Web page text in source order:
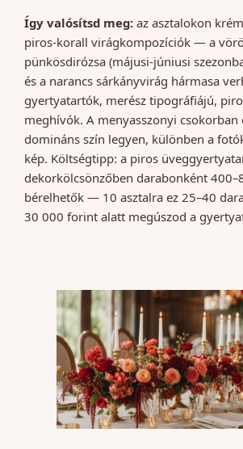
Így valósítsd meg: az asztalokon
piros-korall virágkompozíciók — a
pünkösdirózsa (májusi-júniusi
és a narancs sárkányvirág hármasa
gyertyatartók, merész tipográfiájú,
meghívók. A menyasszonyi csokorban
domináns szín legyen, különben a
kép. Költségtipp: a piros
dekorkölcsönzőben darabonként
bérelhetők — 10 asztalra ez 25–40
30 000 forint alatt megúszod a